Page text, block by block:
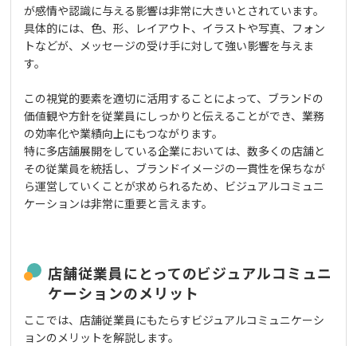
が感情や認識に与える影響は非常に大きいとされています。
具体的には、色、形、レイアウト、イラストや写真、フォン
トなどが、メッセージの受け手に対して強い影響を与えま
す。
この視覚的要素を適切に活用することによって、ブランドの
価値観や方針を従業員にしっかりと伝えることができ、業務
の効率化や業績向上にもつながります。
特に多店舗展開をしている企業においては、数多くの店舗と
その従業員を統括し、ブランドイメージの一貫性を保ちなが
ら運営していくことが求められるため、ビジュアルコミュニ
ケーションは非常に重要と言えます。
店舗従業員にとってのビジュアルコミュニ
ケーションのメリット
ここでは、店舗従業員にもたらすビジュアルコミュニケーシ
ョンのメリットを解説します。